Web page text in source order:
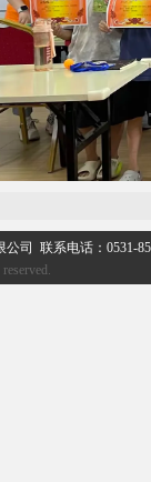
司 联系电话：0531-